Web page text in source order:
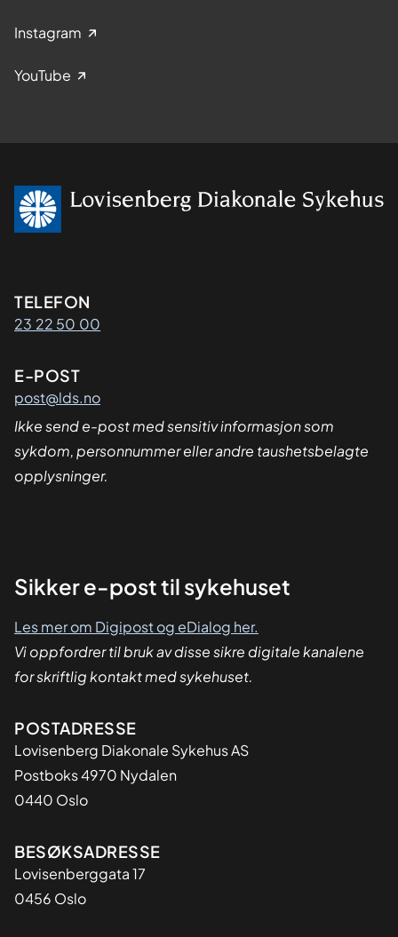
Instagram
YouTube
Kontaktinformasjon
TELEFON
23 22 50 00
E-POST
post@lds.no
Ikke send e-post med sensitiv informasjon som
sykdom, personnummer eller andre taushetsbelagte
opplysninger.
Sikker
Sikker e-post til sykehuset
Les mer om Digipost og eDialog her.
Vi oppfordrer til bruk av disse sikre digitale kanalene
for skriftlig kontakt med sykehuset.
Adresse
POSTADRESSE
Lovisenberg Diakonale Sykehus AS
Postboks 4970 Nydalen
0440 Oslo
BESØKSADRESSE
Lovisenberggata 17
0456 Oslo